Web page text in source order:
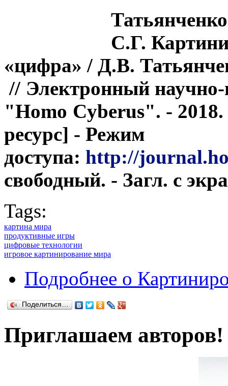
С.Г.
«цифра» / Д.В.
// Электронный
"Homo Cyberus". -
ресурс] - Режим
доступа: http://
свободный. - Загл. с
Tags:
картина мира
продуктивные игры
цифровые технологии
игровое картинирование мира
Подробнее о
Поделиться…
Приглашаем авторов!